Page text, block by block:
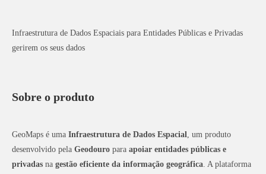
Infraestrutura de Dados Espaciais para Entidades Públicas e Privadas
gerirem os seus dados
Sobre o produto
GeoMaps é uma Infraestrutura de Dados Espacial, um produto
desenvolvido pela Geodouro para apoiar entidades públicas e
privadas na gestão eficiente da informação geográfica. A plataforma